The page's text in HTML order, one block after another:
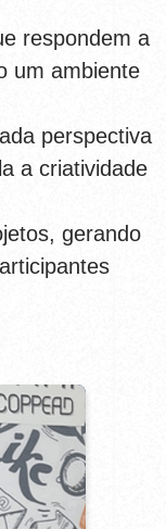
respondem a
um ambiente
perspectiva
a criatividade
gerando